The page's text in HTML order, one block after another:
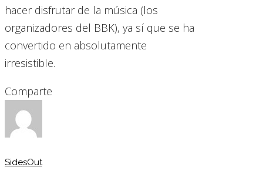
hacer disfrutar de la música (los
organizadores del BBK), ya sí que se ha
convertido en absolutamente
irresistible.
Comparte
SidesOut